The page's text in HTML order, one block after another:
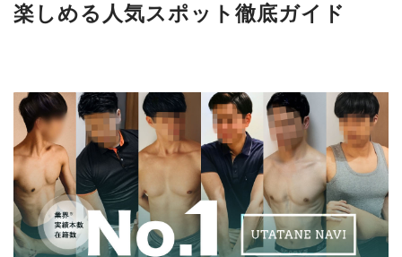
楽しめる人気スポット徹底ガイド